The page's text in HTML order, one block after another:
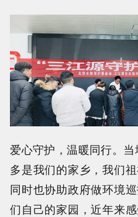
爱心守护，温暖同行。
多是我们的家乡，我们
同时也协助政府做环境
们自己的家园，近年来